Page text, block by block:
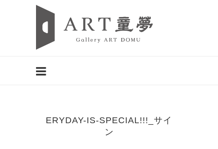
ERYDAY-IS-SPECIAL!!!_サイ
ン